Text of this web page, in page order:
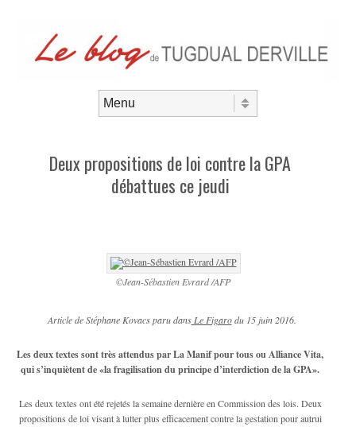
Deux propositions de loi contre la GPA
débattues ce jeudi
©Jean-Sébastien Evrard /AFP
Article de Stéphane Kovacs paru dansLe Figarodu 15 juin 2016.
Les deux textes sont très attendus par La Manif pour tous ou Alliance Vita,
qui s’inquiètent de «la fragilisation du principe d’interdiction de la GPA».
Les deux textes ont été rejetés la semaine dernière en Commission des lois. Deux
propositions de loi visant à lutter plus efficacement contre la gestation pour autrui